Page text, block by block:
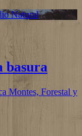
Natural
basura
Montes, Forestal y